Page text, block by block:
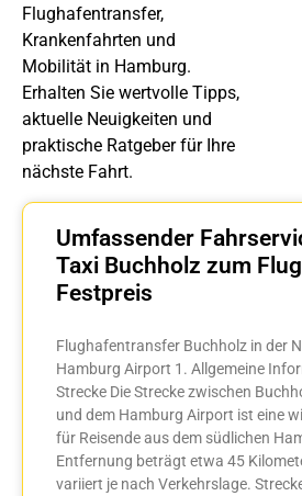
Flughafentransfer,
Krankenfahrten und
Mobilität in Hamburg.
Erhalten Sie wertvolle Tipps,
aktuelle Neuigkeiten und
praktische Ratgeber für Ihre
nächste Fahrt.
Umfassender
Taxi Buchholz zum
Festpreis
Flughafentransfer Buchholz in der
Hamburg Airport 1. Allgemeine
Strecke Die Strecke zwischen
und dem Hamburg Airport ist eine
für Reisende aus dem südlichen
Entfernung beträgt etwa 45
variiert je nach Verkehrslage.